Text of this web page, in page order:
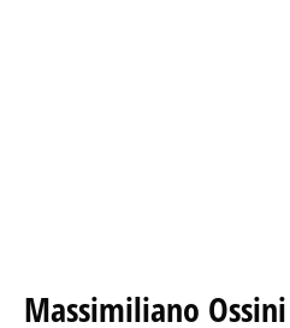
Massimiliano